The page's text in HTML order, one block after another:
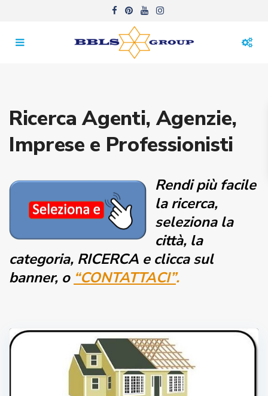
Ricerca Agenti, Agenzie,
Imprese e Professionisti
Rendi più facile
la ricerca,
seleziona la
città, la
categoria, RICERCA e clicca sul
banner, o “CONTATTACI”.